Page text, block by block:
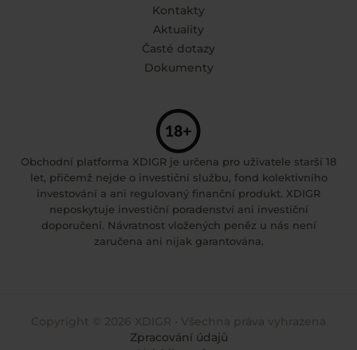
Kontakty
Aktuality
Časté dotazy
Dokumenty
Obchodní platforma XDIGR je určena pro uživatele starší 18
let, přičemž nejde o investiční službu, fond kolektivního
investování a ani regulovaný finanční produkt. XDIGR
neposkytuje investiční poradenství ani investiční
doporučení. Návratnost vložených peněz u nás není
zaručena ani nijak garantována.
Zpracování údajů